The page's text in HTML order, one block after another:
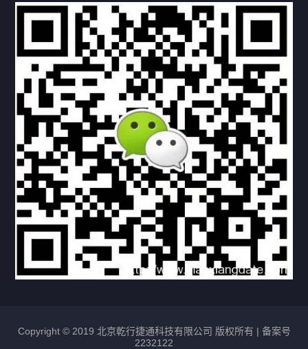
联系方式 关于我们
下载与支持
资料下载 视频中心
常见问题
购买流程 版权条款
北京乾行捷通荣获阿里巴巴国际站多项年度荣誉，持续引
领ICT与AI行业发展
2025/12/22 531 新闻中心 信创服务器国产服务器
Copyright © 2019 北京乾行捷通科技有限公司 版权所有 | 备案号
2232122